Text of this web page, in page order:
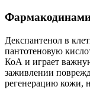
Декспантенол в
пантотеновую
КоА и играет
заживлении
регенерацию кожи,